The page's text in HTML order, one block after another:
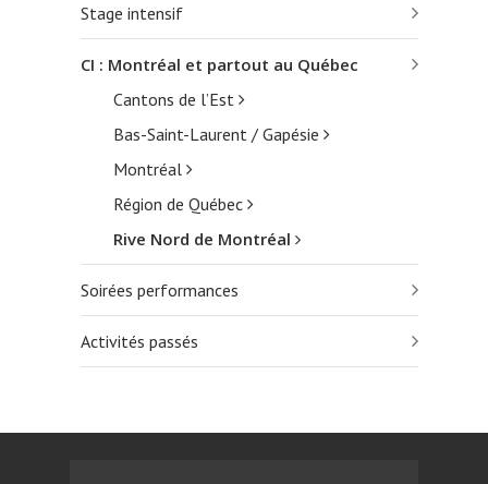
Stage intensif
CI : Montréal et partout au Québec
Cantons de l’Est
Bas-Saint-Laurent / Gapésie
Montréal
Région de Québec
Rive Nord de Montréal
Soirées performances
Activités passés